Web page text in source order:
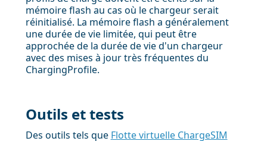
mémoire flash au cas où le chargeur serait
réinitialisé. La mémoire flash a généralement
une durée de vie limitée, qui peut être
approchée de la durée de vie d'un chargeur
avec des mises à jour très fréquentes du
ChargingProfile.
Outils et tests
Des outils tels que Flotte virtuelle ChargeSIM